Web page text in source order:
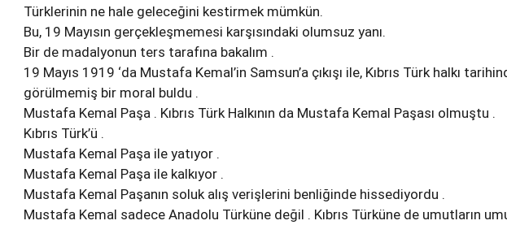
Türklerinin ne hale geleceğini kestirmek mümkün.
Bu, 19 Mayısın gerçekleşmemesi karşısındaki olumsuz yanı.
Bir de madalyonun ters tarafına bakalım .
19 Mayıs 1919 ‘da Mustafa Kemal’in Samsun’a çıkışı ile, Kıbrıs Türk halkı
görülmemiş bir moral buldu .
Mustafa Kemal Paşa . Kıbrıs Türk Halkının da Mustafa Kemal Paşası olmuştu .
Kıbrıs Türk’ü .
Mustafa Kemal Paşa ile yatıyor .
Mustafa Kemal Paşa ile kalkıyor .
Mustafa Kemal Paşanın soluk alış verişlerini benliğinde hissediyordu .
Mustafa Kemal sadece Anadolu Türküne değil . Kıbrıs Türküne de umutların